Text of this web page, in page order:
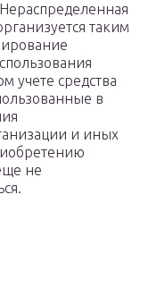
таким
учете средства
в
и иных
не